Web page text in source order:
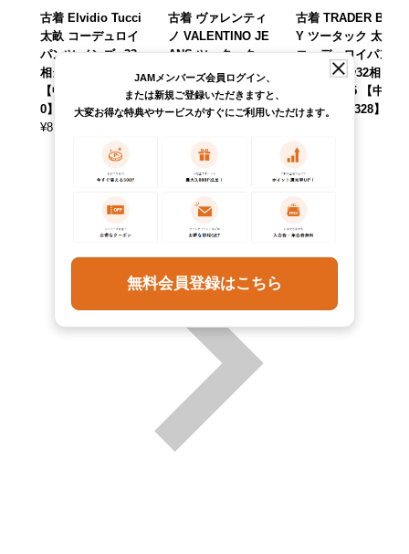
古着 Elvidio Tucci
太畝 コーデュロイ
パンツ メンズw33
相当 /eaa619980
【中古】 【26042
0】
¥8,690
古着 ヴァレンティ
ノ VALENTINO JE
ANS ツータック
太畝 コーデュロイ
パンツ メンズw32
相当 /eaa640056
11,990
古着 TRADER BA
Y ツータック 太畝
コーデュロイパン
ツ メンズw32相当
/eaa627275 【中
古】 【260328】
JAMメンバーズ会員ログイン、
または新規ご登録いただきますと、
大変お得な特典やサービスがすぐにご利用いただけます。
無料会員登録はこちら